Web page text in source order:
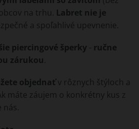
na trhu. Labret nie je
a spoľahlivé upevnenie.
piercingové šperky - ručne
zárukou
objednaťv rôznych štýloch a
máte záujem o konkrétny kus z